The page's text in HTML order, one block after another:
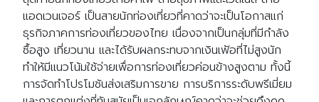
แอดเวนเจอร์ เป็นสายนักท่องเที่ยวที่คาดว่าจะเป็นโอกาสแก่
ธุรกิจภาคการท่องเที่ยวของไทย เนื่องจากเป็นกลุ่มที่มีกำลัง
ซื้อสูง เที่ยวนาน และได้รับผลกระทบจากเงินเฟ้อที่ไม่สูงนัก
ทำให้มีแนวโน้มใช้จ่ายเพื่อการท่องเที่ยวค่อนข้างสูงตาม ทั้งนี้
การจัดทำโปรโมชันส่งเสริมการขาย การบริการระดับพรีเมี่ยม